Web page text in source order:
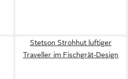
Stetson Strohhut luftiger
Traveller im Fischgrät-Design